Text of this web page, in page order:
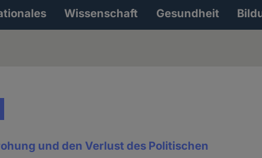
Wissenschaft Gesundheit
und den Verlust des Politischen